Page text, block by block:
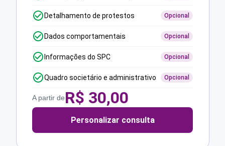
Detalhamento de protestos Opcional
Dados comportamentais Opcional
Informações do SPC Opcional
Quadro societário e administrativo Opcional
A partir deR$ 30,00
Personalizar consulta